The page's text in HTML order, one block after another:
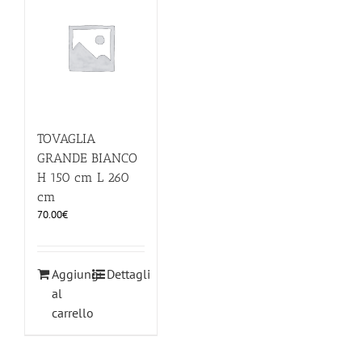
ILLUMINAZIONE
BOMBONIERE
BELLINI HO.RE.CA
TOVAGLIA
GRANDE BIANCO
H 150 cm L 260
cm
70.00€
Aggiungi
al
carrello
Dettagli